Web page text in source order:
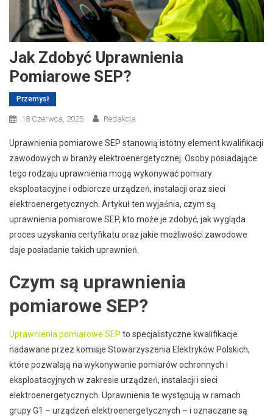
Jak Zdobyć Uprawnienia
Pomiarowe SEP?
Przemysł
18 Czerwca, 2025 Redakcja
Uprawnienia pomiarowe SEP stanowią istotny element kwalifikacji
zawodowych w branży elektroenergetycznej. Osoby posiadające
tego rodzaju uprawnienia mogą wykonywać pomiary
eksploatacyjne i odbiorcze urządzeń, instalacji oraz sieci
elektroenergetycznych. Artykuł ten wyjaśnia, czym są
uprawnienia pomiarowe SEP, kto może je zdobyć, jak wygląda
proces uzyskania certyfikatu oraz jakie możliwości zawodowe
daje posiadanie takich uprawnień.
Czym są uprawnienia
pomiarowe SEP?
Uprawnienia pomiarowe SEP to specjalistyczne kwalifikacje
nadawane przez komisje Stowarzyszenia Elektryków Polskich,
które pozwalają na wykonywanie pomiarów ochronnych i
eksploatacyjnych w zakresie urządzeń, instalacji i sieci
elektroenergetycznych. Uprawnienia te występują w ramach
grupy G1 – urządzeń elektroenergetycznych – i oznaczane są